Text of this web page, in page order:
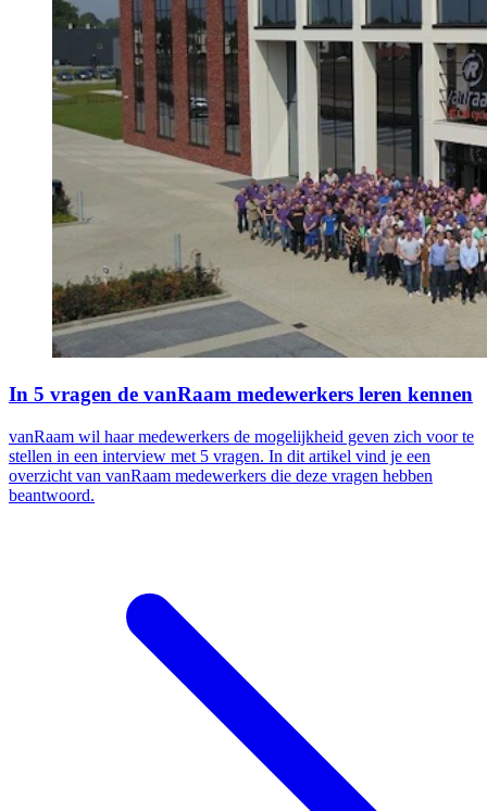
In 5 vragen de vanRaam medewerkers leren kennen
vanRaam wil haar medewerkers de mogelijkheid geven zich voor te
stellen in een interview met 5 vragen. In dit artikel vind je een
overzicht van vanRaam medewerkers die deze vragen hebben
beantwoord.